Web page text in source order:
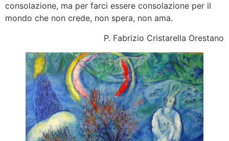
consolazione, ma per farci essere consolazione per il
mondo che non crede, non spera, non ama.
P. Fabrizio Cristarella Orestano